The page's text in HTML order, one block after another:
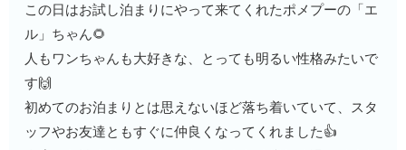
この日はお試し泊まりにやって来てくれたポメプーの「エ
ル」ちゃん🌻
人もワンちゃんも大好きな、とっても明るい性格みたいで
す🙌
初めてのお泊まりとは思えないほど落ち着いていて、スタ
ッフやお友達ともすぐに仲良くなってくれました👍